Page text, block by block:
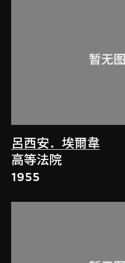
呂西安．埃爾韋
高等法院
1955